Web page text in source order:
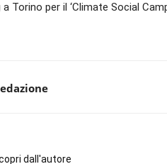
Torino per il ‘Climate Social
dall'autore